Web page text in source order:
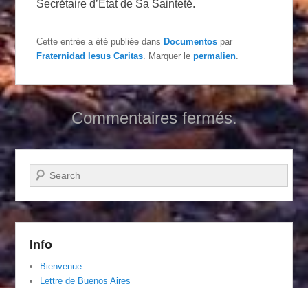
Secrétaire d’État de Sa Sainteté.
Cette entrée a été publiée dansDocumentos par
Fraternidad Iesus Caritas . Marquer lepermalien
Commentaires fermés.
Recherche
Info
Bienvenue
Lettre de Buenos Aires